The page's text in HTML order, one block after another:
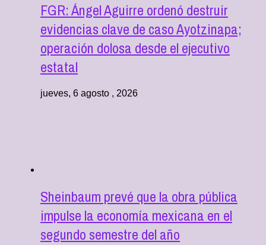
FGR: Ángel Aguirre ordenó destruir
evidencias clave de caso Ayotzinapa;
operación dolosa desde el ejecutivo
estatal
jueves, 6 agosto , 2026
Sheinbaum prevé que la obra pública
impulse la economía mexicana en el
segundo semestre del año